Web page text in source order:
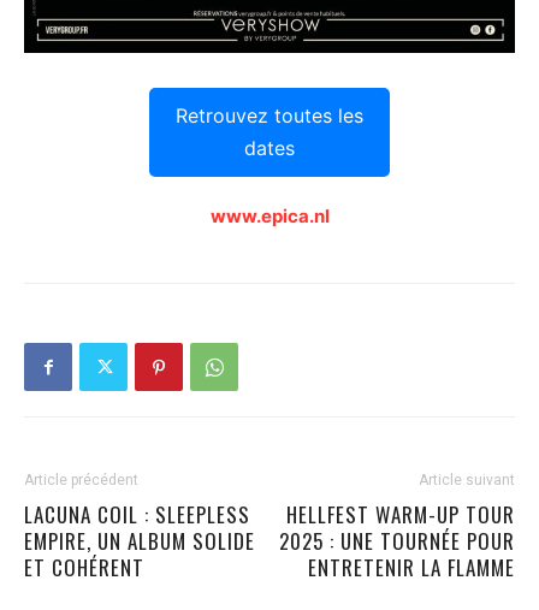
Retrouvez toutes les
dates
www.epica.nl
Article précédent
LACUNA COIL : SLEEPLESS
EMPIRE, UN ALBUM SOLIDE
ET COHÉRENT
Article suivant
HELLFEST WARM-UP TOUR
2025 : UNE TOURNÉE POUR
ENTRETENIR LA FLAMME